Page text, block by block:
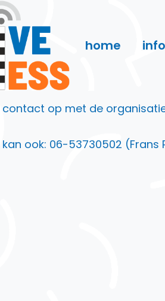
home info
contact op met de
kan ook: 06-53730502 (Frans